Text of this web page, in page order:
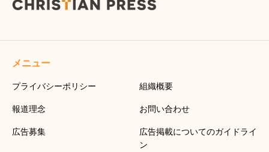
メニュー
プライバシーポリシー 組織概要
報道理念 お問い合わせ
広告募集
広告掲載についてのガイドライ
ン